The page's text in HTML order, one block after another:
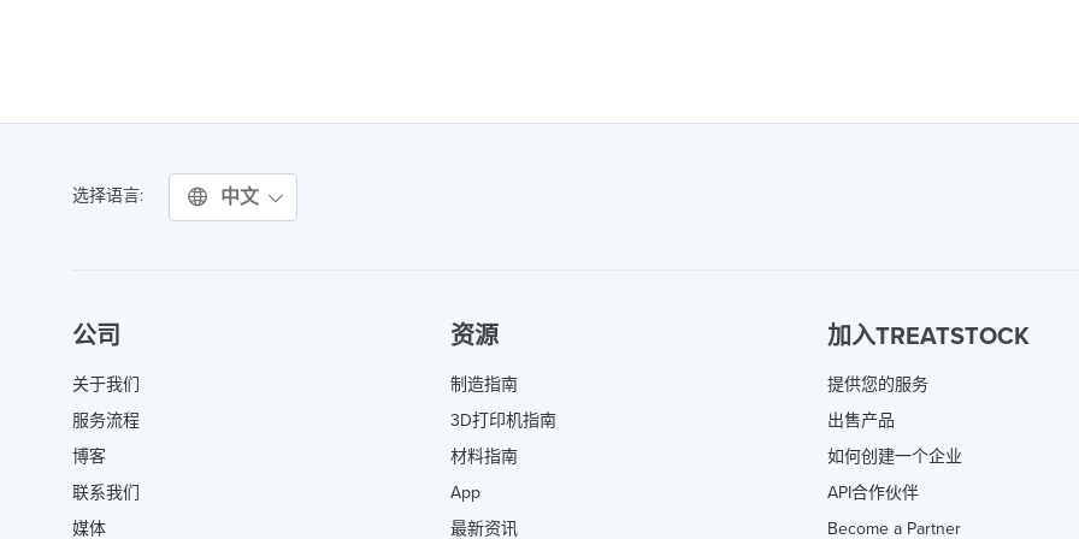
选择语言: 中文
公司
关于我们
服务流程
博客
联系我们
媒体
资源
制造指南
3D打印机指南
材料指南
App
最新资讯
加入TREATSTOCK
提供您的服务
出售产品
如何创建一个企业
API合作伙伴
Become a Partner